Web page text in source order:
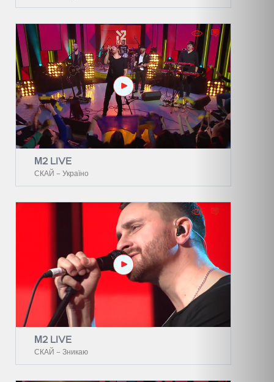
М2 LIVE
СКАЙ – Україно
М2 LIVE
СКАЙ – Зникаю